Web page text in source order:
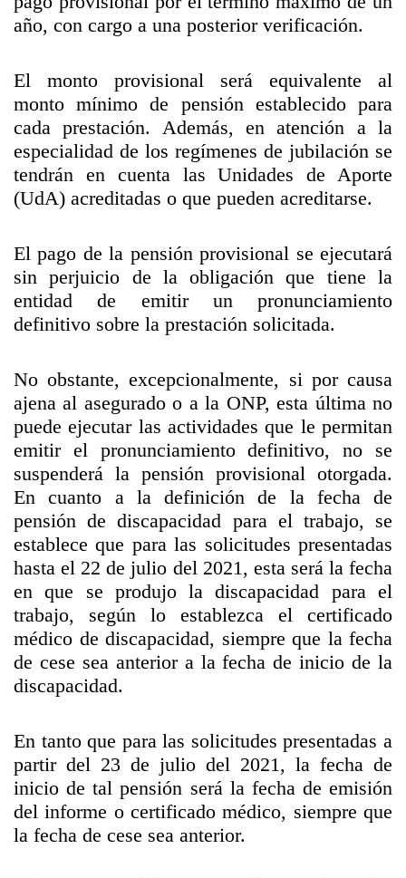
año, con cargo a una posterior verificación.
El monto provisional será equivalente al
monto mínimo de pensión establecido para
cada prestación. Además, en atención a la
especialidad de los regímenes de jubilación se
tendrán en cuenta las Unidades de Aporte
(UdA) acreditadas o que pueden acreditarse.
El pago de la pensión provisional se ejecutará
sin perjuicio de la obligación que tiene la
entidad de emitir un pronunciamiento
definitivo sobre la prestación solicitada.
No obstante, excepcionalmente, si por causa
ajena al asegurado o a la ONP, esta última no
puede ejecutar las actividades que le permitan
emitir el pronunciamiento definitivo, no se
suspenderá la pensión provisional otorgada.
En cuanto a la definición de la fecha de
pensión de discapacidad para el trabajo, se
establece que para las solicitudes presentadas
hasta el 22 de julio del 2021, esta será la fecha
en que se produjo la discapacidad para el
trabajo, según lo establezca el certificado
médico de discapacidad, siempre que la fecha
de cese sea anterior a la fecha de inicio de la
discapacidad.
En tanto que para las solicitudes presentadas a
partir del 23 de julio del 2021, la fecha de
inicio de tal pensión será la fecha de emisión
del informe o certificado médico, siempre que
la fecha de cese sea anterior.